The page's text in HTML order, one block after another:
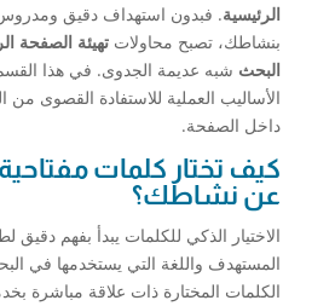
الرئيسية. فبدون استهداف دقيق ومدروس
بنشاطك، تصبح محاولات تهيئة الصفحة
البحث شبه عديمة الجدوى. في هذا
الأساليب العملية للاستفادة القصوى من
داخل الصفحة.
كيف تختار كلمات
عن نشاطك؟
الاختيار الذكي للكلمات يبدأ بفهم دقيق
المستهدف واللغة التي يستخدمها في
الكلمات المختارة ذات علاقة مباشرة